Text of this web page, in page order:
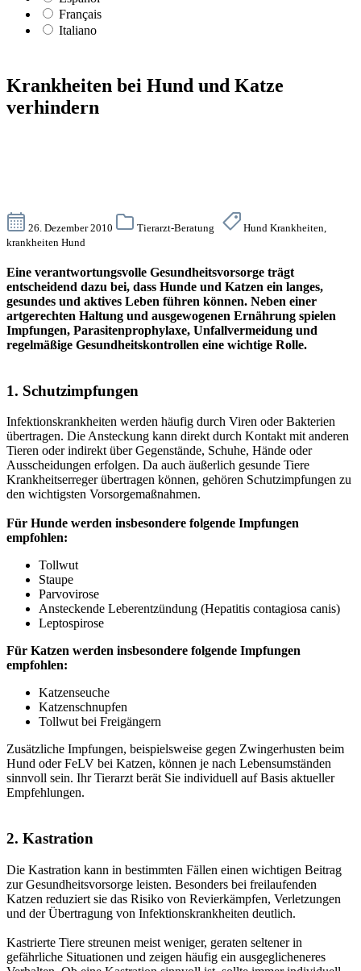
Français
Italiano
Krankheiten bei Hund und Katze
verhindern
26. Dezember 2010 Tierarzt-Beratung
Hund Krankheiten,
krankheiten Hund
Eine verantwortungsvolle Gesundheitsvorsorge trägt
entscheidend dazu bei, dass Hunde und Katzen ein langes,
gesundes und aktives Leben führen können. Neben einer
artgerechten Haltung und ausgewogenen Ernährung spielen
Impfungen, Parasitenprophylaxe, Unfallvermeidung und
regelmäßige Gesundheitskontrollen eine wichtige Rolle.
1. Schutzimpfungen
Infektionskrankheiten werden häufig durch Viren oder Bakterien
übertragen. Die Ansteckung kann direkt durch Kontakt mit anderen
Tieren oder indirekt über Gegenstände, Schuhe, Hände oder
Ausscheidungen erfolgen. Da auch äußerlich gesunde Tiere
Krankheitserreger übertragen können, gehören Schutzimpfungen zu
den wichtigsten Vorsorgemaßnahmen.
Für Hunde werden insbesondere folgende Impfungen
empfohlen:
Tollwut
Staupe
Parvovirose
Ansteckende Leberentzündung (Hepatitis contagiosa canis)
Leptospirose
Für Katzen werden insbesondere folgende Impfungen
empfohlen:
Katzenseuche
Katzenschnupfen
Tollwut bei Freigängern
Zusätzliche Impfungen, beispielsweise gegen Zwingerhusten beim
Hund oder FeLV bei Katzen, können je nach Lebensumständen
sinnvoll sein. Ihr Tierarzt berät Sie individuell auf Basis aktueller
Empfehlungen.
2. Kastration
Die Kastration kann in bestimmten Fällen einen wichtigen Beitrag
zur Gesundheitsvorsorge leisten. Besonders bei freilaufenden
Katzen reduziert sie das Risiko von Revierkämpfen, Verletzungen
und der Übertragung von Infektionskrankheiten deutlich.
Kastrierte Tiere streunen meist weniger, geraten seltener in
gefährliche Situationen und zeigen häufig ein ausgeglicheneres